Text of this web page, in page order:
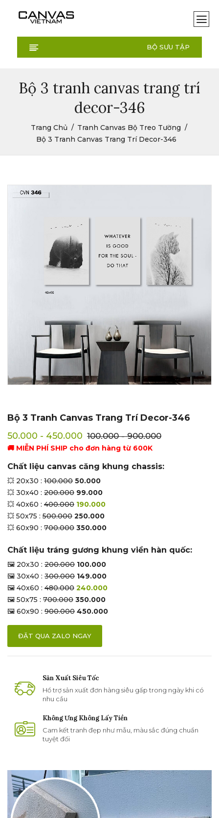
BỘ SƯU TẬP
Bộ 3 tranh canvas trang trí
decor-346
Trang Chủ
Tranh Canvas Bộ Treo Tường
Bộ 3 Tranh Canvas Trang Trí Decor-346
Bộ 3 Tranh Canvas Trang Trí Decor-346
50.000 - 450.000 100.000 - 900.000
🚚 MIỄN PHÍ SHIP cho đơn hàng từ 600K
Chất liệu canvas căng khung chassis:
💥 20x30 : 100.000 50.000
💥 30x40 : 200.000 99.000
💥 40x60 : 400.000 190.000
💥 50x75 : 500.000 250.000
💥 60x90 : 700.000 350.000
Chất liệu tráng gương khung viền hàn quốc:
🖼 20x30 : 200.000 100.000
🖼 30x40 : 300.000 149.000
🖼 40x60 : 480.000 240.000
🖼 50x75 : 700.000 350.000
🖼 60x90 : 900.000 450.000
ĐẶT QUA ZALO NGAY
Sản Xuất Siêu Tốc
Hổ trợ sản xuất đơn hàng siêu gấp trong ngày khi có
nhu cầu
Không Ưng Không Lấy Tiền
Cam kết tranh đẹp như mẫu, màu sắc đúng chuẩn
tuyệt đối